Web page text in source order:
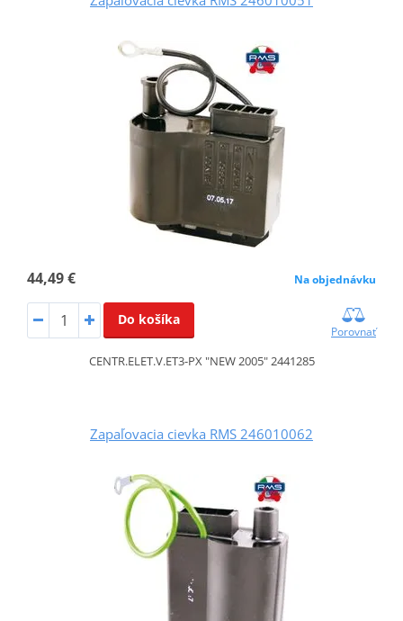
44,49 € Na objednávku
Do košíka
Porovnať
CENTR.ELET.V.ET3-PX "NEW 2005" 2441285
Zapaľovacia cievka RMS 246010062